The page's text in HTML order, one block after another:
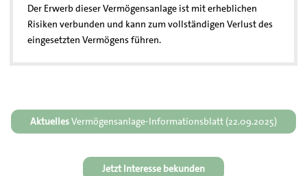
Der Erwerb dieser Vermögensanlage ist mit erheblichen
Risiken verbunden und kann zum vollständigen Verlust des
eingesetzten Vermögens führen.
AktuellesVermögensanlage-Informationsblatt (22.09.2025)
Jetzt Interesse bekunden